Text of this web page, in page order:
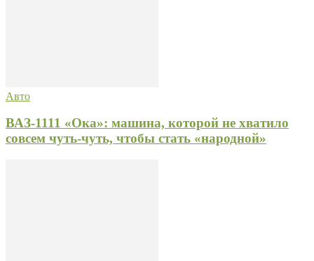
Авто
ВАЗ-1111 «Ока»: машина, которой не хватило
совсем чуть-чуть, чтобы стать «народной»